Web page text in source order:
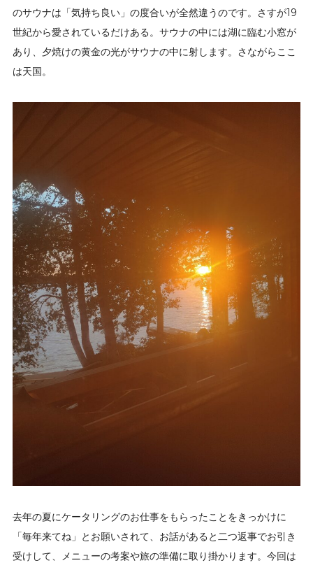
のサウナは「気持ち良い」の度合いが全然違うのです。さすが19
世紀から愛されているだけある。サウナの中には湖に臨む小窓が
あり、夕焼けの黄金の光がサウナの中に射します。さながらここ
は天国。
去年の夏にケータリングのお仕事をもらったことをきっかけに
「毎年来てね」とお願いされて、お話があると二つ返事でお引き
受けして、メニューの考案や旅の準備に取り掛かります。今回は